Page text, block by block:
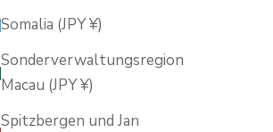
Somalia (JPY ¥)
Sonderverwaltungsregion
Macau (JPY ¥)
Spitzbergen und Jan